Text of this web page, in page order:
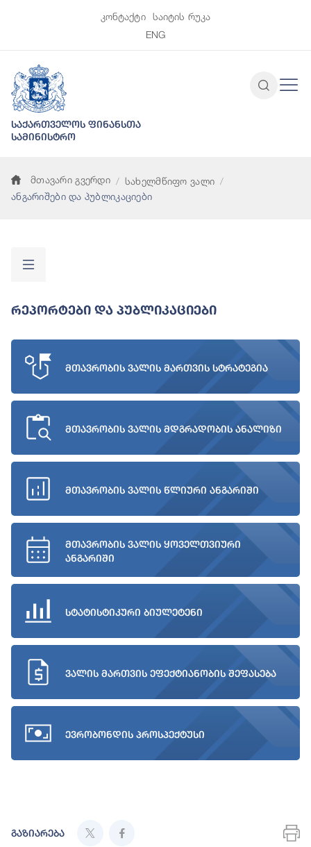
კონტაქტი
საიტის რუკა
ENG
საქართველოს ფინანსთა
სამინისტრო
მთავარი გვერდი
სახელმწიფო ვალი
ანგარიშები და პუბლიკაციები
Რეპორტები Და Პუბლიკაციები
მთავრობის ვალის მართვის სტრატეგია
მთავრობის ვალის მდგრადობის ანალიზი
მთავრობის ვალის წლიური ანგარიში
მთავრობის ვალის ყოველთვიური
ანგარიში
სტატისტიკური ბიულეტენი
ვალის მართვის ეფექტიანობის შეფასება
ევრობონდის პროსპექტუსი
გაზიარება